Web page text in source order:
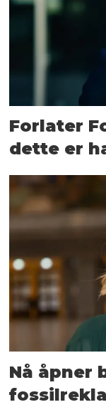
Forlater
dette er
Nå åpner